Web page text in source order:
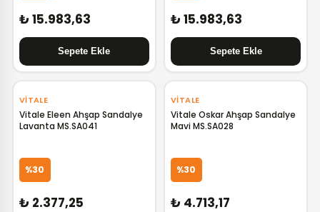
₺ 15.983,63 ₺ 15.983,63
VITALE
Vitale Eleen Ahşap Sandalye
Lavanta MS.SA041
%30
₺ 2.377,25
VITALE
Vitale Oskar Ahşap Sandalye
Mavi MS.SA028
%30
₺ 4.713,17